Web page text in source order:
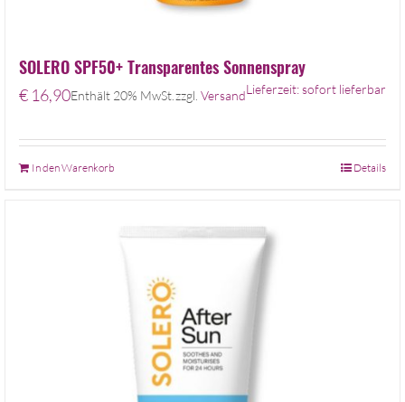
SOLERO SPF50+ Transparentes Sonnenspray
€ 16,90Enthält 20% MwSt. zzgl. VersandLieferzeit: sofort lieferbar
In den Warenkorb Details